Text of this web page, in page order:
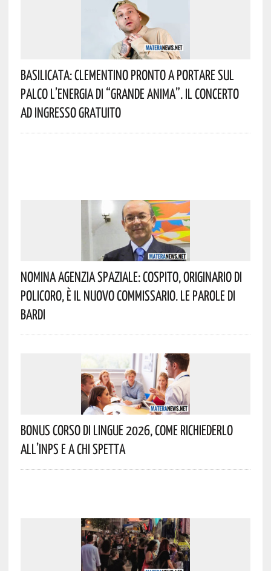
Basilicata: Clementino Pronto A Portare Sul
Palco L’energia Di “Grande Anima”. Il Concerto
Ad Ingresso Gratuito
Nomina Agenzia Spaziale: Cospito, Originario Di
Policoro, È Il Nuovo Commissario. Le Parole Di
Bardi
Bonus Corso Di Lingue 2026, Come Richiederlo
All’INPS E A Chi Spetta